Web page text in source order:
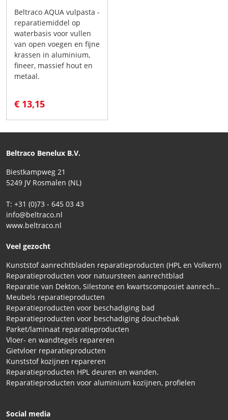
Beltraco AQUA vulpasta -
reparatiemiddel op
waterbasis voor vullen
van open voegen en fijne
krassen in aluminium,
fineer, massief hout en
metaal.
€ 13,15
Beltraco Benelux B.V.
Biestkampweg 21
5249 JV Rosmalen (NL)
T: +31 (0)73 - 645 03 43
info@beltraco.nl
www.beltraco.nl
Veel gezocht
Kunststof aanrechtbladen reparatieproducten (HPL en Volkern)
Reparatieproducten voor natuursteen aanrechtblad
Reparatie van Dekton, Silestone en kwartscomposiet aanrechtbladen
Meubels reparatieproducten
Reparatieproducten voor beschadiging bad
Reparatieproducten voor beschadiging douchebak
Parket/laminaat reparatieproducten
Vloer- en wandtegels repareren
Gietvloer reparatieproducten
Kunststof kozijnen repareren
Reparatieproducten HPL deuren en wanden.
Reparatieproducten voor aluminium kozijnen, profielen
Social media